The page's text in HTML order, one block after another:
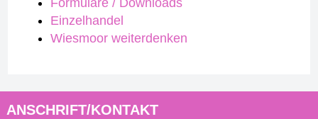
Formulare / Downloads
Einzelhandel
Wiesmoor weiterdenken
ANSCHRIFT/KONTAKT